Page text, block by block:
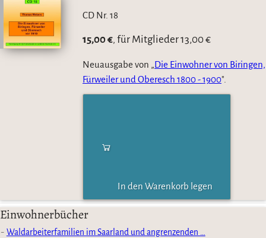
CD Nr. 18
15,00 €, für Mitglieder 13,00 €
Neuausgabe von „Die Einwohner von Biringen,
Fürweiler und Oberesch 1800 - 1900".
In den Warenkorb legen
Einwohnerbücher
Waldarbeiterfamilien im Saarland und angrenzenden …